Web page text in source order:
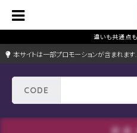
本サイトは一部プロモーションが含まれます.